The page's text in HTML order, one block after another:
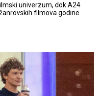
univerzum, dok A24
filmova godine